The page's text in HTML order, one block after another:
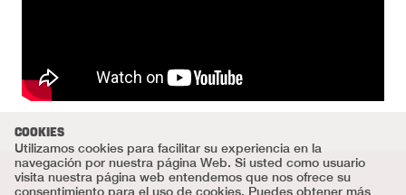
COOKIES
Utilizamos cookies para facilitar su experiencia en la
navegación por nuestra página Web. Si usted como usuario
visita nuestra página web entendemos que nos ofrece su
consentimiento para el uso de cookies. Puedes obtener más